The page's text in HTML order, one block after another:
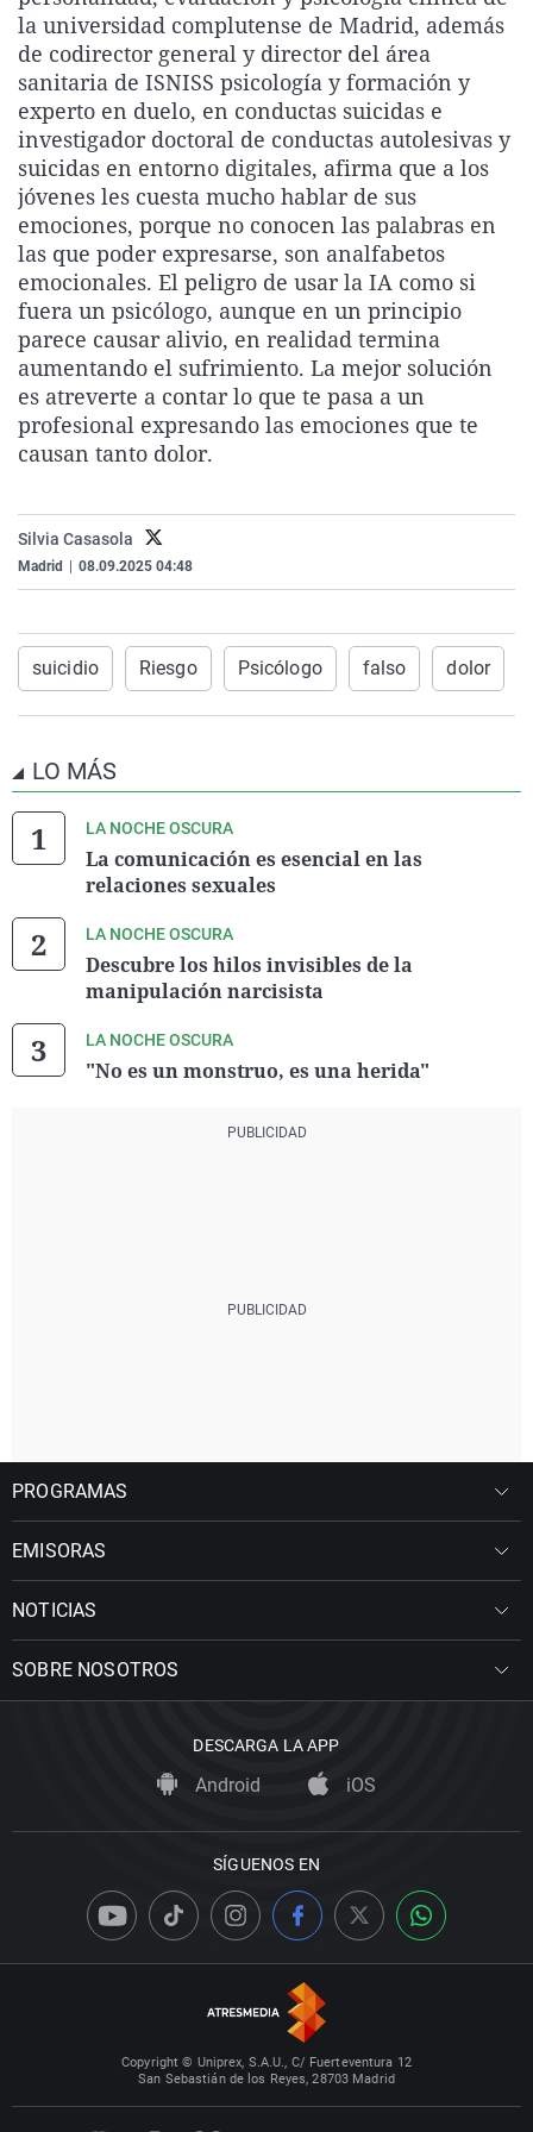
La rosa de los vientos
Gente viajera
Como el perro y el
Caso
Retornados
Equipo de
Operación Viuda
Extremadura
Galicia
La Rioja
Navarra
País Vasco
Virales
Televisión
Elecciones
la universidad complutense de Madrid, además
de codirector general y director del área
sanitaria de ISNISS psicología y formación y
experto en duelo, en conductas suicidas e
investigador doctoral de conductas autolesivas y
suicidas en entorno digitales, afirma que a los
jóvenes les cuesta mucho hablar de sus
emociones, porque no conocen las palabras en
las que poder expresarse, son analfabetos
emocionales. El peligro de usar la IA como si
fuera un psicólogo, aunque en un principio
parece causar alivio, en realidad termina
aumentando el sufrimiento. La mejor solución
es atreverte a contar lo que te pasa a un
profesional expresando las emociones que te
causan tanto dolor.
Silvia Casasola
Madrid 08.09.2025 04:48
suicidio Riesgo Psicólogo falso dolor
LO MÁS
LA NOCHE OSCURA
La comunicación es esencial en las
relaciones sexuales
LA NOCHE OSCURA
Descubre los hilos invisibles de la
manipulación narcisista
LA NOCHE OSCURA
"No es un monstruo, es una herida"
PROGRAMAS
EMISORAS
NOTICIAS
SOBRE NOSOTROS
DESCARGA LA APP
Android iOS
SÍGUENOS EN
Copyright © Uniprex, S.A.U., C/ Fuerteventura 12
San Sebastián de los Reyes, 28703 Madrid